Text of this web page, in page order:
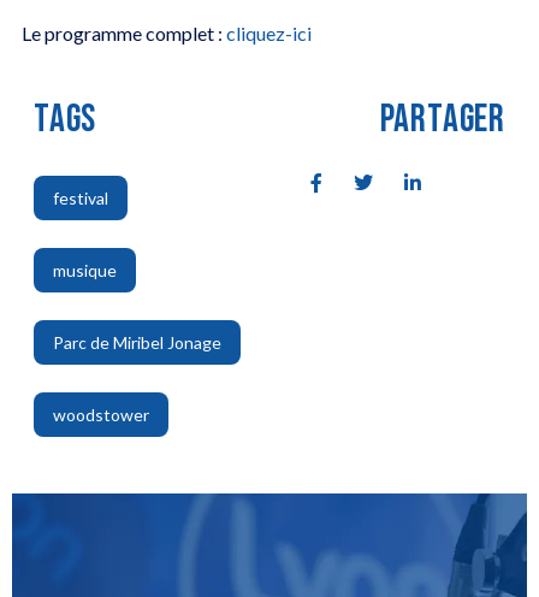
Le programme complet : cliquez-ici
TAGS
festival
,
musique
,
Parc de Miribel Jonage
,
woodstower
PARTAGER